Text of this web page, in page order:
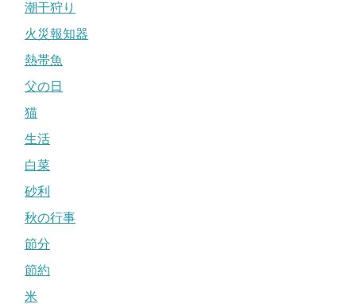
潮干狩り
火災報知器
熱帯魚
父の日
猫
生活
白菜
砂利
秋の行事
節分
節約
米